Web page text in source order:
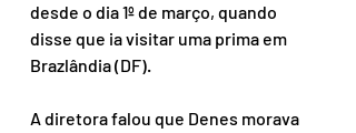
desde o dia 1º de março, quando
disse que ia visitar uma prima em
Brazlândia (DF).
A diretora falou que Denes morava